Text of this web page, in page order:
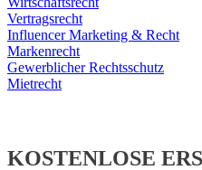
Vertragsrecht
Influencer Marketing & Recht
Markenrecht
Gewerblicher Rechtsschutz
Mietrecht
KOSTENLOSE